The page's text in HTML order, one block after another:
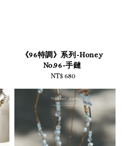
《96特調》系列-Honey
No.96-手鏈
Regular
NT$ 680